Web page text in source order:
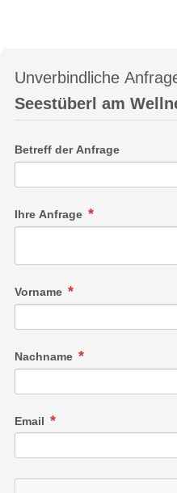
Unverbindliche
Seestüberl am
Betreff der Anfrage
Ihre Anfrage
Vorname
Nachname
Email